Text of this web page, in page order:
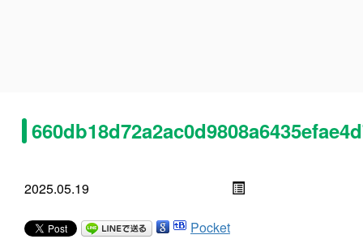
2025.05.19
Pocket